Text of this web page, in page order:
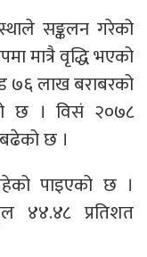
सङ्कलन गरेको
मात्रै वृद्धि भएको
७६ लाख बराबरको
छ । विसं २०७८
छ ।
पाइएको छ ।
४४.४८ प्रतिशत